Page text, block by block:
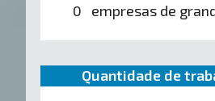
0 empresas de
Quantidade de